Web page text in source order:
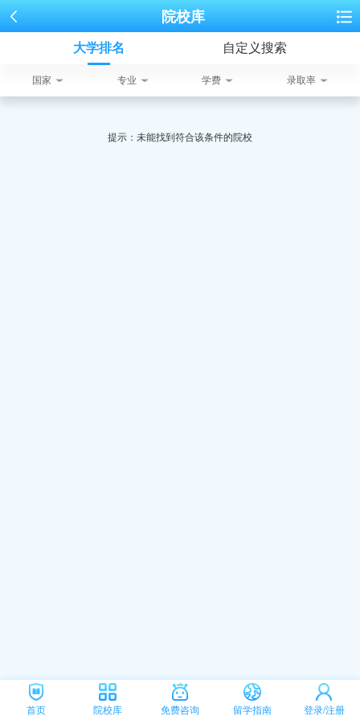
院校库
大学排名 自定义搜索
国家 专业 学费 录取率
提示：未能找到符合该条件的院校
首页 院校库 免费咨询 留学指南 登录/注册